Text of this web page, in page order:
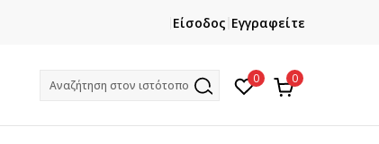
Και κερδίστε -10% με την πρώτη σας αγορά!
Είσοδος Εγγραφείτε
Αναζήτηση στον ιστότοπο 0 0